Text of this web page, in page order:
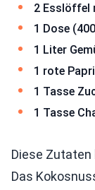
2 Esslöffel
1 Dose
1 Liter
1 rote
1 Tasse
1 Tasse
Diese Zutaten
Das